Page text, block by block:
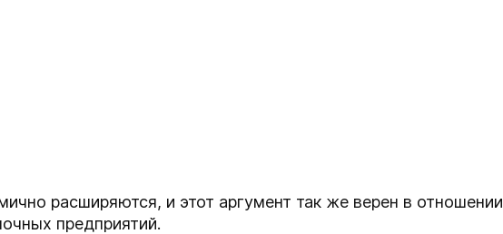
расширяются, и этот аргумент так же верен в отношении
предприятий.